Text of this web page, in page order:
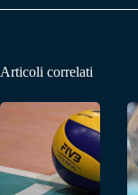
Articoli correlati